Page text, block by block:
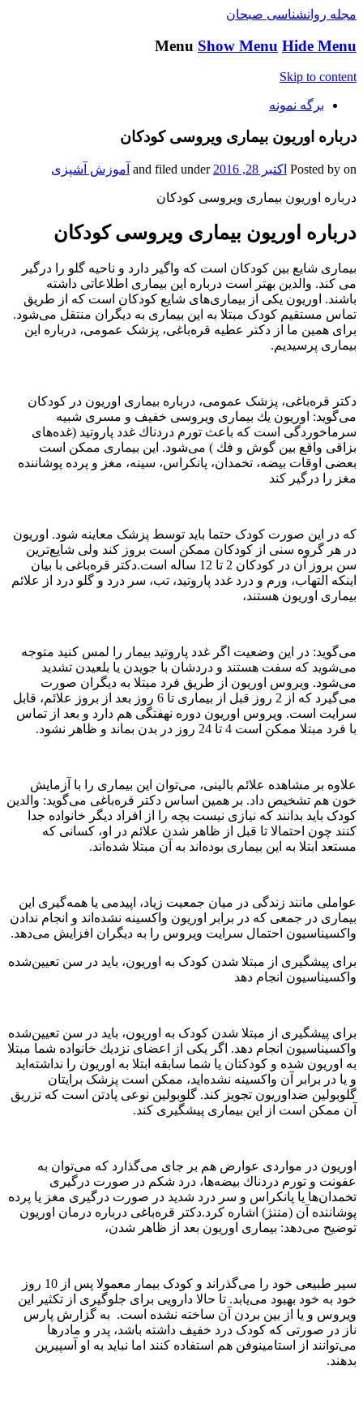
مجله روانشناسی صبحان
Menu Show Menu Hide Menu
Skip to content
برگه نمونه
درباره اوریون بیماری ویروسی کودکان
Posted by on اکتبر 28, 2016 and filed under آموزش آشپزی
درباره اوریون بیماری ویروسی کودکان
درباره اوریون بیماری ویروسی کودکان
بیماری شایع بین کودکان است که واگیر دارد و ناحیه گلو را درگیر
می کند. والدین بهتر است درباره این بیماری اطلاعاتی داشته
باشند. اوریون یکی از بیماری‌های شایع کودکان است که از طریق
تماس مستقیم کودک مبتلا به این بیماری به دیگران منتقل می‌شود.
برای همین ما از دکتر عطیه قره‌باغی، پزشک عمومی، درباره این
بیماری پرسیدیم.
دکتر قره‌باغی، پزشک عمومی، درباره بیماری اوریون در کودکان
می‌گوید: اوریون یك بیماری ویروسی خفیف و مسری شبیه
سرماخوردگی است كه باعث تورم دردناك غدد پاروتید (غده‌های
بزاقی واقع بین گوش و فك ) می‌شود. این بیماری ممکن است
بعضی اوقات بیضه، تخمدان، پانكراس، سینه، مغز و پرده پوشاننده
مغز را درگیر کند
که در این صورت کودک حتما باید توسط پزشک معاینه شود. اوریون
در هر گروه سنی از کودکان ممکن است بروز كند ولی شایع‌ترین
سن بروز آن در كودكان 2 تا 12 ساله است.دکتر قره‌باغی با بیان
اینکه التهاب، ورم و درد غدد پاروتید، تب، سر درد و گلو درد از علائم
بیماری اوریون هستند،
می‌گوید: در این وضعیت اگر غدد پاروتید بیمار را لمس کنید متوجه
می‌شوید که سفت هستند و دردشان با جویدن یا بلعیدن تشدید
می‌شود. ویروس اوریون از طریق فرد مبتلا به دیگران صورت
می‌گیرد که از 2 روز قبل از بیماری تا 6 روز بعد از بروز علائم، قابل
سرایت است. ویروس اوریون دوره نهفتگی هم دارد و بعد از تماس
با فرد مبتلا ممکن است 4 تا 24 روز در بدن بماند و ظاهر نشود.
علاوه بر مشاهده علائم بالینی، می‌توان این بیماری را با آزمایش
خون هم تشخیص داد. بر همین اساس دکتر قره‌باغی می‌گوید: والدین
کودک باید بدانند که نیازی نیست بچه را از افراد دیگر خانواده جدا
کنند چون احتمالا تا قبل از ظاهر شدن علائم در او، کسانی که
مستعد ابتلا به این بیماری بوده‌اند به آن مبتلا شده‌اند.
عواملی مانند زندگی در میان جمعیت زیاد، اپیدمی یا همه‌گیری این
بیماری در جمعی که در برابر اوریون واکسینه نشده‌اند و انجام ندادن
واكسیناسیون احتمال سرایت ویروس را به دیگران افزایش می‌دهد.
برای پیشگیری از مبتلا شدن کودک به اوریون، باید در سن تعیین‌شده
واکسیناسیون انجام دهد
برای پیشگیری از مبتلا شدن کودک به اوریون، باید در سن تعیین‌شده
واکسیناسیون انجام دهد. اگر یكی از اعضای نزدیك خانواده شما مبتلا
به اوریون شده و کودکتان یا شما سابقه ابتلا به اوریون را نداشته‌اید
و یا در برابر آن واكسینه نشده‌اید، ممکن است پزشک برایتان
گلوبولین ضداوریون تجویز کند. گلوبولین نوعی پادتن است که تزریق
آن ممكن است از این بیماری پیشگیری كند.
اوریون در مواردی عوارض هم بر جای می‌گذارد که می‌توان به
عفونت و تورم دردناك بیضه‌ها، درد شكم در صورت درگیری
تخمدان‌ها یا پانكراس و سر درد شدید در صورت درگیری مغز یا پرده
پوشاننده آن (مننژ) اشاره کرد.دکتر قره‌باغی درباره درمان اوریون
توضیح می‌دهد: بیماری اوریون بعد از ظاهر شدن،
سیر طبیعی خود را می‌گذراند و کودک بیمار معمولا پس از 10 روز
خود به خود بهبود می‌یابد. تا حالا دارویی برای جلوگیری از تکثیر این
ویروس و یا از بین بردن آن ساخته نشده است. به گزارش پارس
ناز در صورتی که کودک درد خفیف داشته باشد، پدر و مادر‌ها
می‌توانند از استامینوفن هم استفاده کنند اما نباید به او آسپیرین
بدهند.